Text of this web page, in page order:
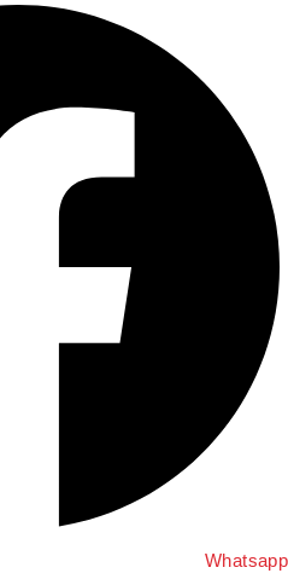
Whatsapp